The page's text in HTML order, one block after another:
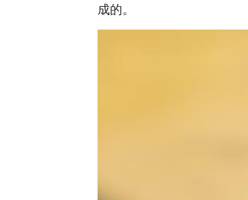
成的。